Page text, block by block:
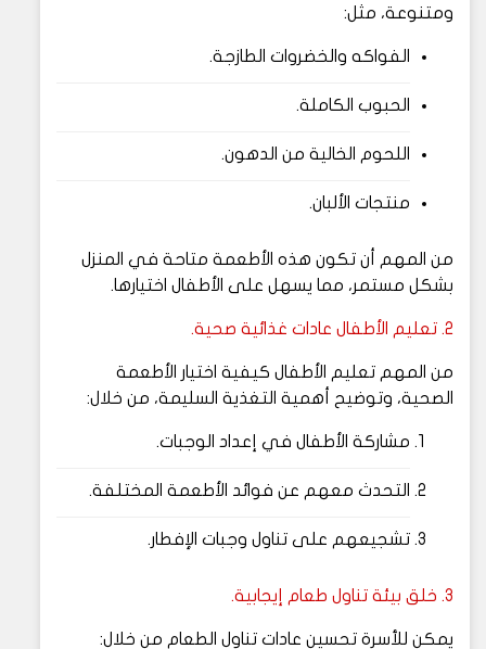
ومتنوعة، مثل:
الفواكه والخضروات الطازجة.
الحبوب الكاملة.
اللحوم الخالية من الدهون.
منتجات الألبان.
من المهم أن تكون هذه الأطعمة متاحة في المنزل
بشكل مستمر، مما يسهل على الأطفال اختيارها.
2. تعليم الأطفال عادات غذائية صحية.
من المهم تعليم الأطفال كيفية اختيار الأطعمة
الصحية، وتوضيح أهمية التغذية السليمة، من خلال:
مشاركة الأطفال في إعداد الوجبات.
التحدث معهم عن فوائد الأطعمة المختلفة.
تشجيعهم على تناول وجبات الإفطار.
3. خلق بيئة تناول طعام إيجابية.
يمكن للأسرة تحسين عادات تناول الطعام من خلال: